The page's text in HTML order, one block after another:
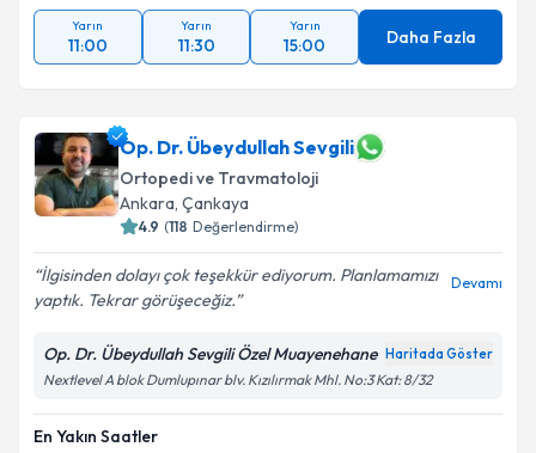
Yarın
11:00
Yarın
11:30
Yarın
15:00 Daha Fazla
Op. Dr. Übeydullah Sevgili
Ortopedi ve Travmatoloji
Ankara, Çankaya
4.9 (118 Değerlendirme)
İlgisinden dolayı çok teşekkür ediyorum. Planlamamızı
yaptık. Tekrar görüşeceğiz.
Devamı
Op. Dr. Übeydullah Sevgili Özel Muayenehane Haritada Göster
Nextlevel A blok Dumlupınar blv. Kızılırmak Mhl. No:3 Kat: 8/32
En Yakın Saatler